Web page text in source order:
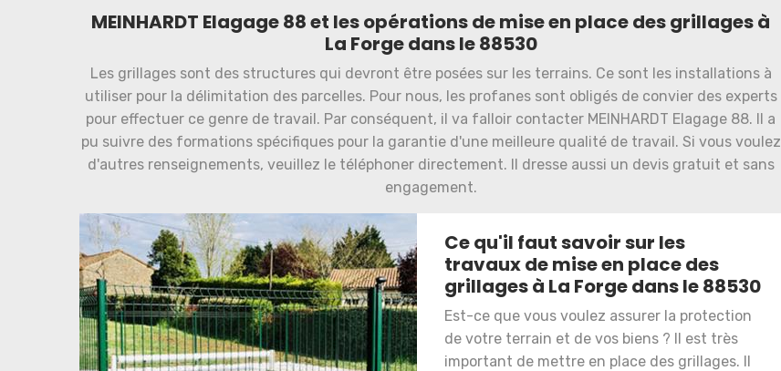
MEINHARDT Elagage 88 et les opérations de mise en place des grillages à
La Forge dans le 88530
Les grillages sont des structures qui devront être posées sur les terrains. Ce sont les installations à
utiliser pour la délimitation des parcelles. Pour nous, les profanes sont obligés de convier des experts
pour effectuer ce genre de travail. Par conséquent, il va falloir contacter MEINHARDT Elagage 88. Il a
pu suivre des formations spécifiques pour la garantie d'une meilleure qualité de travail. Si vous voulez
d'autres renseignements, veuillez le téléphoner directement. Il dresse aussi un devis gratuit et sans
engagement.
Ce qu'il faut savoir sur les
travaux de mise en place des
grillages à La Forge dans le 88530
Est-ce que vous voulez assurer la protection
de votre terrain et de vos biens ? Il est très
important de mettre en place des grillages. Il